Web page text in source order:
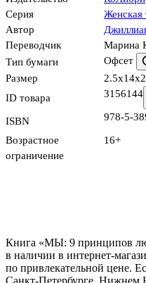
Серия
Женская
Автор
Переводчик
Марина
Тип бумаги
Офсет
Размер
ID товара
3156144
ISBN 978-5-
Возрастное
ограничение
16+
Книга «МЫ: 9 принципов
в наличии в интернет-
по привлекательной цене.